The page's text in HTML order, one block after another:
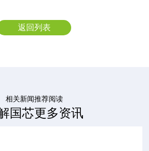
返回列表
相关新闻推荐阅读
国芯更多资讯